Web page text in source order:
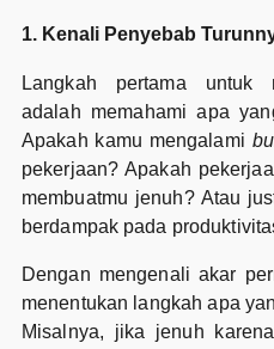
1. Kenali Penyebab
Langkah pertama untuk
adalah memahami apa
Apakah kamu mengalami
pekerjaan? Apakah
membuatmu jenuh? Atau
berdampak pada
Dengan mengenali akar
menentukan langkah apa
Misalnya, jika jenuh